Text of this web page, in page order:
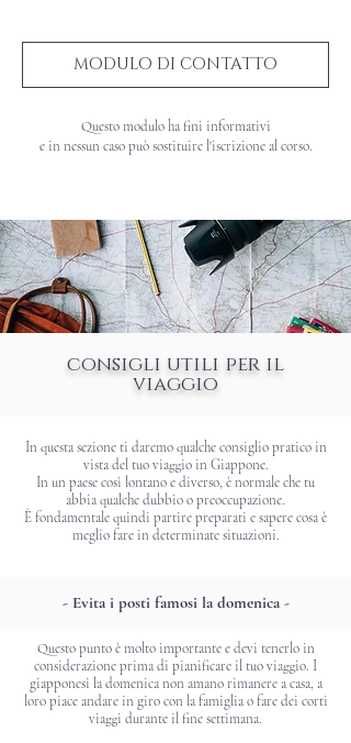
MODULO DI CONTATTO
Questo modulo ha fini informativi
e in nessun caso può sostituire l'iscrizione al corso.
consigli utili per il
viaggio
In questa sezione ti daremo qualche consiglio pratico in
vista del tuo viaggio in Giappone.
In un paesecosì lontano e diverso, è normale che tu
abbia qualche dubbio o preoccupazione.
È fondamentale quindi partire preparati e sapere cosa è
meglio fare in determinate situazioni.
- Evita i posti famosi la domenica -
Questo punto è molto importante e devi tenerlo in
considerazione prima di pianificare il tuo viaggio. I
giapponesi la domenica non amano rimanere a casa, a
loro piace andare in giro con la famiglia o fare dei corti
viaggi durante il fine settimana.